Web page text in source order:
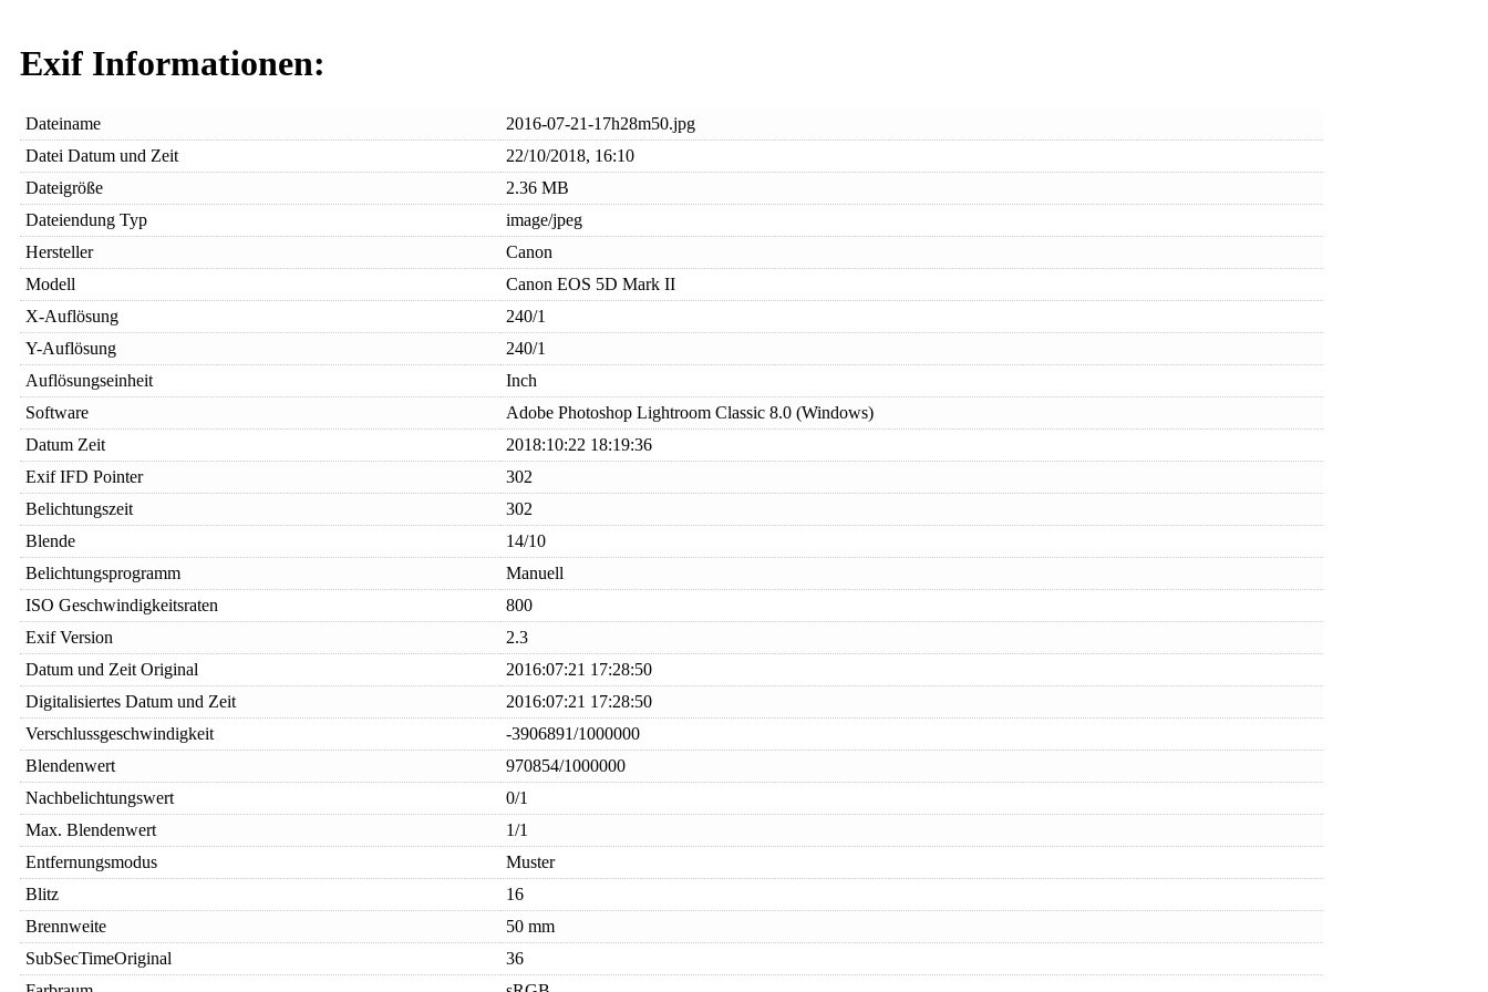
Exif Informationen:
Dateiname
2016-07-21-17h28m50.jpg
Datei Datum und Zeit
22/10/2018, 16:10
Dateigröße
2.36 MB
Dateiendung Typ
image/jpeg
Hersteller
Canon
Modell
Canon EOS 5D Mark II
X-Auflösung
240/1
Y-Auflösung
240/1
Auflösungseinheit
Inch
Software
Adobe Photoshop Lightroom Classic 8.0 (Windows)
Datum Zeit
2018:10:22 18:19:36
Exif IFD Pointer
302
Belichtungszeit
302
Blende
14/10
Belichtungsprogramm
Manuell
ISO Geschwindigkeitsraten
800
Exif Version
2.3
Datum und Zeit Original
2016:07:21 17:28:50
Digitalisiertes Datum und Zeit
2016:07:21 17:28:50
Verschlussgeschwindigkeit
-3906891/1000000
Blendenwert
970854/1000000
Nachbelichtungswert
0/1
Max. Blendenwert
1/1
Entfernungsmodus
Muster
Blitz
16
Brennweite
50 mm
SubSecTimeOriginal
36